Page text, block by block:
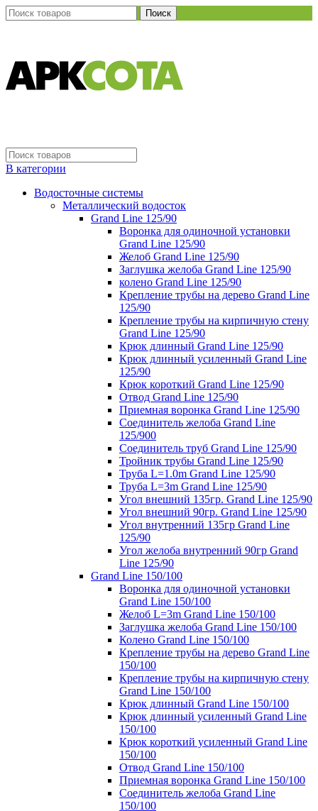
Поиск
В категории
Водосточные системы
Металлический водосток
Grand Line 125/90
Воронка для одиночной установки
Grand Line 125/90
Желоб Grand Line 125/90
Заглушка желоба Grand Line 125/90
колено Grand Line 125/90
Крепление трубы на дерево Grand Line
125/90
Крепление трубы на кирпичную стену
Grand Line 125/90
Крюк длинный Grand Line 125/90
Крюк длинный усиленный Grand Line
125/90
Крюк короткий Grand Line 125/90
Отвод Grand Line 125/90
Приемная воронка Grand Line 125/90
Соединитель желоба Grand Line
125/900
Соединитель труб Grand Line 125/90
Тройник трубы Grand Line 125/90
Труба L=1.0m Grand Line 125/90
Труба L=3m Grand Line 125/90
Угол внешний 135гр. Grand Line 125/90
Угол внешний 90гр. Grand Line 125/90
Угол внутренний 135гр Grand Line
125/90
Угол желоба внутренний 90гр Grand
Line 125/90
Grand Line 150/100
Воронка для одиночной установки
Grand Line 150/100
Желоб L=3m Grand Line 150/100
Заглушка желоба Grand Line 150/100
Колено Grand Line 150/100
Крепление трубы на дерево Grand Line
150/100
Крепление трубы на кирпичную стену
Grand Line 150/100
Крюк длинный Grand Line 150/100
Крюк длинный усиленный Grand Line
150/100
Крюк короткий усиленный Grand Line
150/100
Отвод Grand Line 150/100
Приемная воронка Grand Line 150/100
Соединитель желоба Grand Line
150/100